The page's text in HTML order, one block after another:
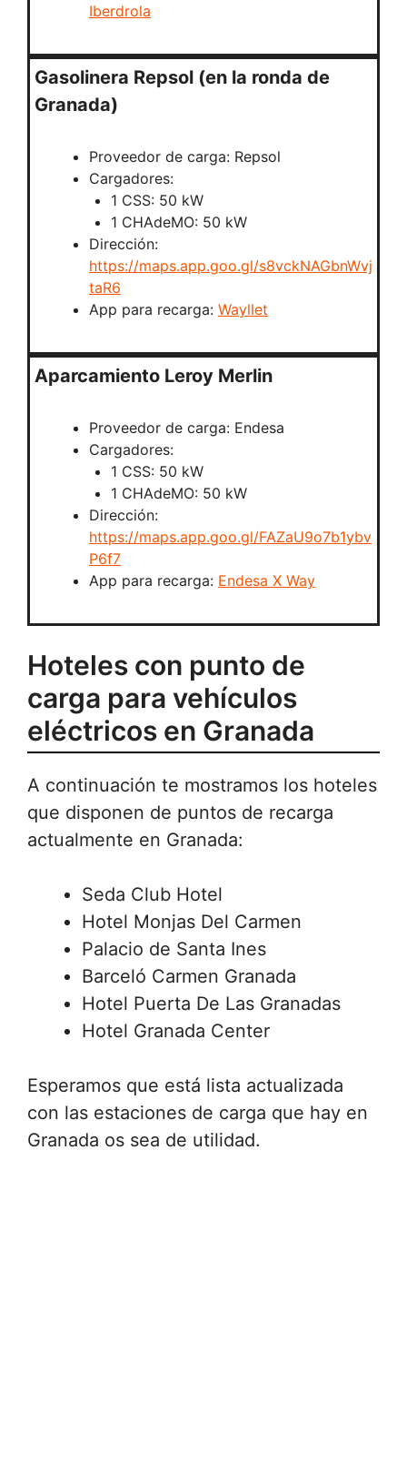
Iberdrola
Gasolinera Repsol (en la ronda de
Granada)
Proveedor de carga: Repsol
Cargadores:
1 CSS: 50 kW
1 CHAdeMO: 50 kW
Dirección:
https://maps.app.goo.gl/s8vckNAGbnWvj
taR6
App para recarga: Wayllet
Aparcamiento Leroy Merlin
Proveedor de carga: Endesa
Cargadores:
1 CSS: 50 kW
1 CHAdeMO: 50 kW
Dirección:
https://maps.app.goo.gl/FAZaU9o7b1ybv
P6f7
App para recarga: Endesa X Way
Hoteles con punto de
carga para vehículos
eléctricos en Granada
A continuación te mostramos los hoteles
que disponen de puntos de recarga
actualmente en Granada:
Seda Club Hotel
Hotel Monjas Del Carmen
Palacio de Santa Ines
Barceló Carmen Granada
Hotel Puerta De Las Granadas
Hotel Granada Center
Esperamos que está lista actualizada
con las estaciones de carga que hay en
Granada os sea de utilidad.